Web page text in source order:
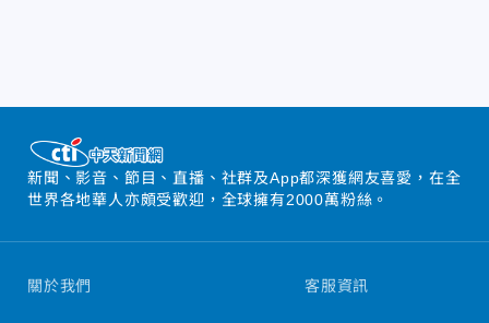
新聞、影音、節目、直播、社群及App都深獲網友喜愛，在全
世界各地華人亦頗受歡迎，全球擁有2000萬粉絲。
關於我們 客服資訊